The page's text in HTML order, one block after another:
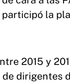
la
2015 y
dirigentes